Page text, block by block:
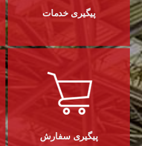
پیگیری خدمات
پیگیری سفارش